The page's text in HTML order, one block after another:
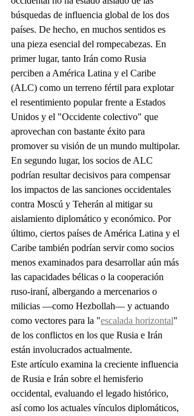
búsquedas de influencia global de los dos
países. De hecho, en muchos sentidos es
una pieza esencial del rompecabezas. En
primer lugar, tanto Irán como Rusia
perciben a América Latina y el Caribe
(ALC) como un terreno fértil para explotar
el resentimiento popular frente a Estados
Unidos y el "Occidente colectivo" que
aprovechan con bastante éxito para
promover su visión de un mundo multipolar.
En segundo lugar, los socios de ALC
podrían resultar decisivos para compensar
los impactos de las sanciones occidentales
contra Moscú y Teherán al mitigar su
aislamiento diplomático y económico. Por
último, ciertos países de América Latina y el
Caribe también podrían servir como socios
menos examinados para desarrollar aún más
las capacidades bélicas o la cooperación
ruso-iraní, albergando a mercenarios o
milicias —como Hezbollah— y actuando
como vectores para la "escalada horizontal"
de los conflictos en los que Rusia e Irán
están involucrados actualmente.
Este artículo examina la creciente influencia
de Rusia e Irán sobre el hemisferio
occidental, evaluando el legado histórico,
así como los actuales vínculos diplomáticos,